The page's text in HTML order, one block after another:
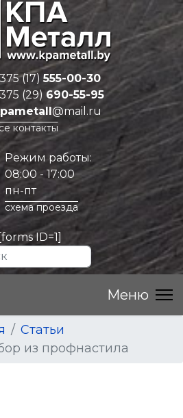
(17)555-00-30
(29) 690-55-95
@mail.ru
контакты
Режим работы:
08:00 - 17:00
пн-пт
схема проезда
[forms ID=1]
Статьи
из профнастила